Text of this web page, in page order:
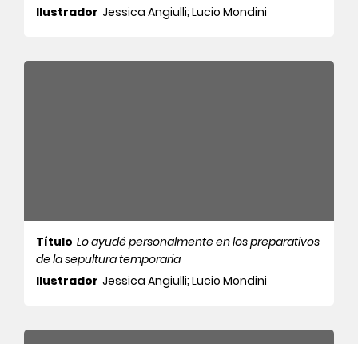
Ilustrador Jessica Angiulli; Lucio Mondini
Título Lo ayudé personalmente en los preparativos
de la sepultura temporaria
Ilustrador Jessica Angiulli; Lucio Mondini